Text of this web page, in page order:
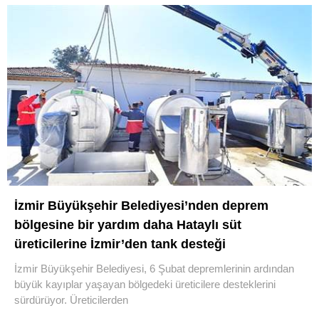
İzmir Büyükşehir Belediyesi’nden deprem
bölgesine bir yardım daha Hataylı süt
üreticilerine İzmir’den tank desteği
İzmir Büyükşehir Belediyesi, 6 Şubat depremlerinin ardından
büyük kayıplar yaşayan bölgedeki üreticilere desteklerini
sürdürüyor. Üreticilerden